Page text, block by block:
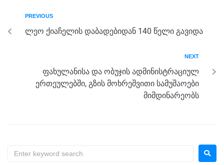
b
o
o
g
er
m p
p
PREVIOUS
ლეო ქიაჩელის დაბადებიდან 140 წელი გავიდა
NEXT
ფახულანისა და ობუჯის ადმინისტრაციულ
ერთეულებში, გზის მოხრეშვითი სამუშაოები
მიმდინარეობს